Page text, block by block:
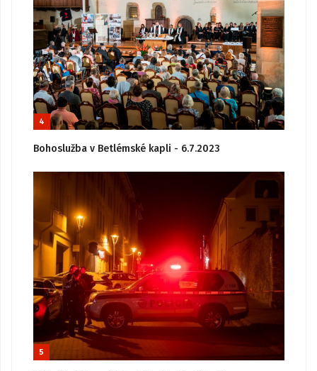
4
Bohoslužba v Betlémské kapli - 6.7.2023
5